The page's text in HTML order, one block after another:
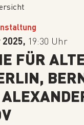
2025, 19:30 Uhr
FÜR